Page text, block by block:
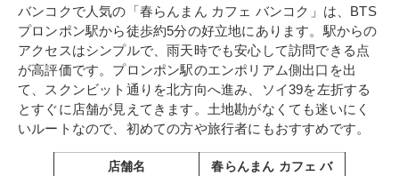
バンコクで人気の「春らんまん カフェ バンコク」は、BTS
プロンポン駅から徒歩約5分の好立地にあります。駅からの
アクセスはシンプルで、雨天時でも安心して訪問できる点
が高評価です。プロンポン駅のエンポリアム側出口を出
て、スクンビット通りを北方向へ進み、ソイ39を左折する
とすぐに店舗が見えてきます。土地勘がなくても迷いにく
いルートなので、初めての方や旅行者にもおすすめです。
店舗名
春らんまん カフェ バ